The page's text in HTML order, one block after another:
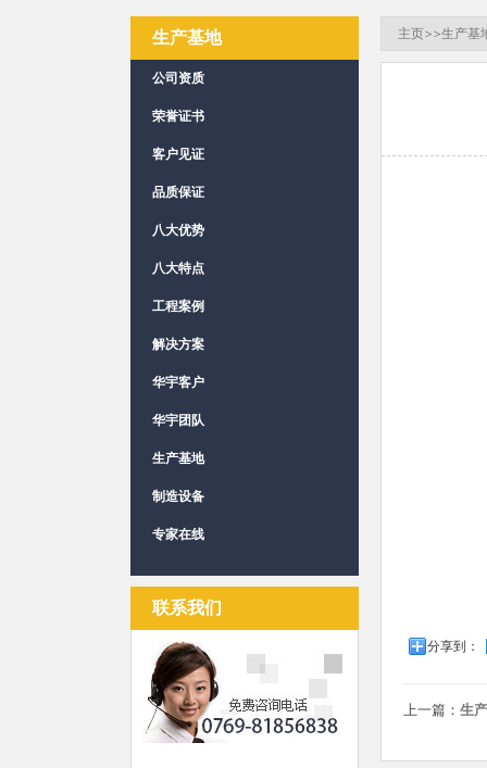
生产基地
公司资质
荣誉证书
客户见证
品质保证
八大优势
八大特点
工程案例
解决方案
华宇客户
华宇团队
生产基地
制造设备
专家在线
联系我们
主页>>生产基
分享到：
上一篇： 生